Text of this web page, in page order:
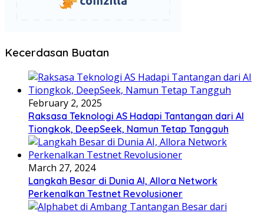
Kecerdasan Buatan
February 2, 2025
Raksasa Teknologi AS Hadapi Tantangan dari AI
Tiongkok, DeepSeek, Namun Tetap Tangguh
March 27, 2024
Langkah Besar di Dunia AI, Allora Network
Perkenalkan Testnet Revolusioner